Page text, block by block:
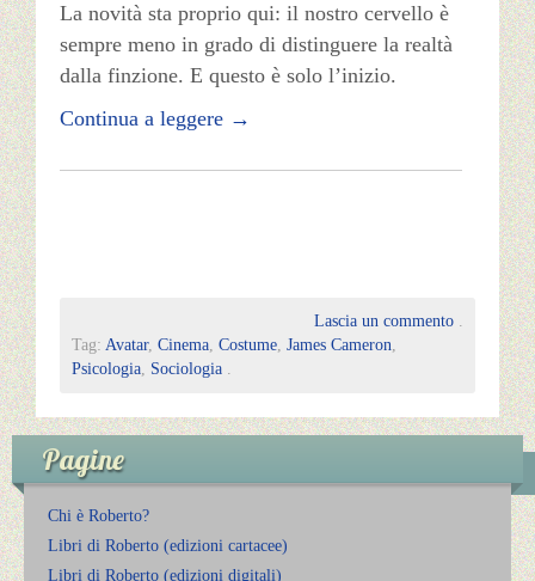
La novità sta proprio qui: il nostro cervello è
sempre meno in grado di distinguere la realtà
dalla finzione. E questo è solo l’inizio.
Continua a leggere →
Lascia un commento .
Tag: Avatar, Cinema, Costume, James Cameron,
Psicologia, Sociologia .
Pagine
Chi è Roberto?
Libri di Roberto (edizioni cartacee)
Libri di Roberto (edizioni digitali)